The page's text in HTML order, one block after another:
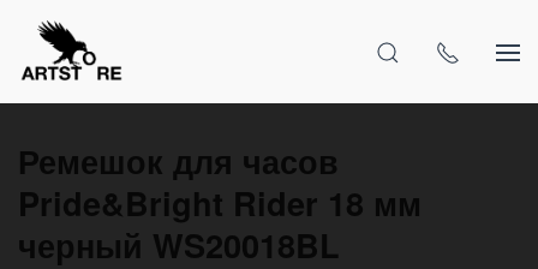
Ремешок для часов
Pride&Bright Rider 18 мм
черный WS20018BL